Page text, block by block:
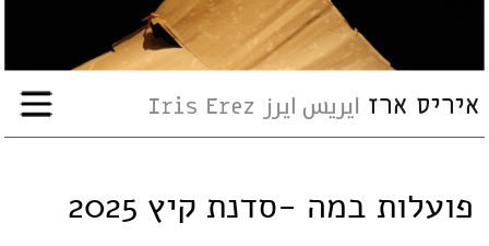
שיתופי-פעולה
ארועים
עיתונות
פועלות במה -סדנת קיץ 2025